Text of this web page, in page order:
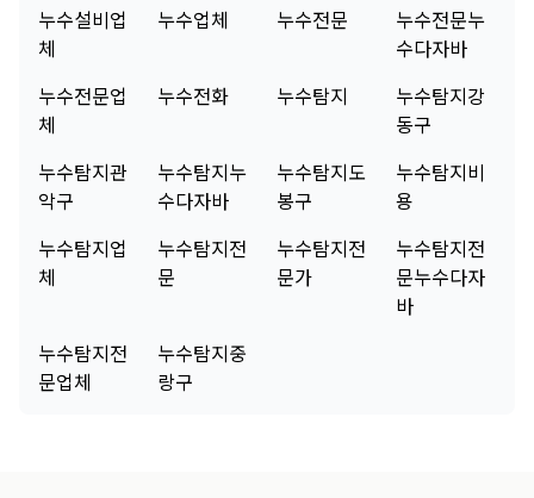
누수설비업
체
누수업체 누수전문
누수전문누
수다자바
누수전문업
체
누수전화 누수탐지
누수탐지강
동구
누수탐지관
악구
누수탐지누
수다자바
누수탐지도
봉구
누수탐지비
용
누수탐지업
체
누수탐지전
문
누수탐지전
문가
누수탐지전
문누수다자
바
누수탐지전
문업체
누수탐지중
랑구